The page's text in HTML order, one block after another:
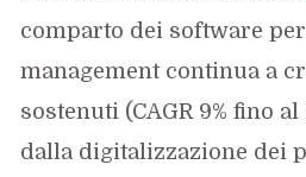
comparto dei software per
management continua a
sostenuti (CAGR 9% fino
dalla digitalizzazione dei